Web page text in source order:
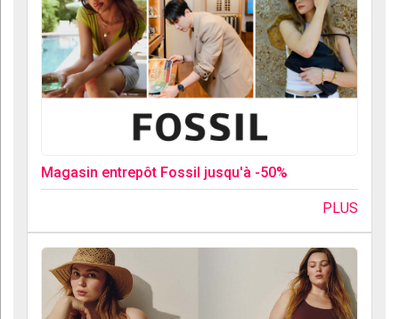
Magasin entrepôt Fossil jusqu'à -50%
PLUS